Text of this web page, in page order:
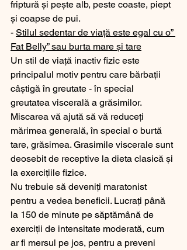
friptură și pește alb, peste coaste, piept
și coapse de pui.
- Stilul sedentar de viață este egal cu o”
Fat Belly” sau burta mare și tare
Un stil de viață inactiv fizic este
principalul motiv pentru care bărbații
câștigă în greutate - în special
greutatea viscerală a grăsimilor.
Miscarea vă ajută să vă reduceți
mărimea generală, în special o burtă
tare, grăsimea. Grasimile viscerale sunt
deosebit de receptive la dieta clasică și
la exercițiile fizice.
Nu trebuie să deveniți maratonist
pentru a vedea beneficii. Lucrați până
la 150 de minute pe săptămână de
exerciții de intensitate moderată, cum
ar fi mersul pe jos, pentru a preveni